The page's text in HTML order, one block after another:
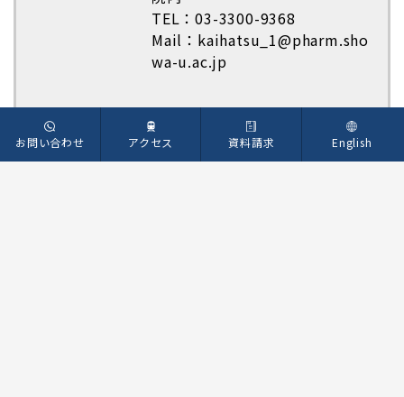
TEL：03-3300-9368
Mail：kaihatsu_1@pharm.sho
wa-u.ac.jp
お問い合わせ アクセス 資料請求 English